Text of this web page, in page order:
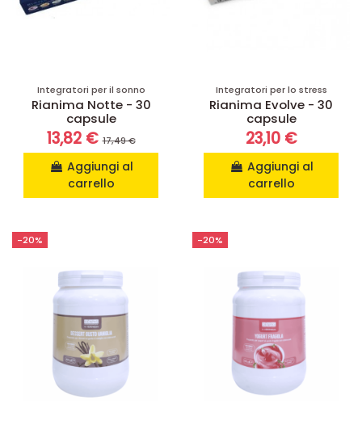
Integratori per il sonno
Rianima Notte - 30
capsule
13,82 €17,49 €
Aggiungi al
carrello
Integratori per lo stress
Rianima Evolve - 30
capsule
23,10 €
Aggiungi al
carrello
-20% -20%